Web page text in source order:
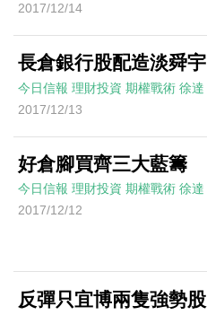
2017/12/14
長倉銀行股配造淡舜宇
今日信報 理財投資 期權戰術 徐達
2017/12/13
好倉腳買齊三大藍籌
今日信報 理財投資 期權戰術 徐達
2017/12/12
反彈只宜博兩隻強勢股